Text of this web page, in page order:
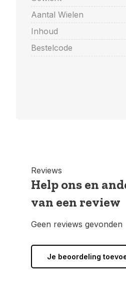
Aantal Wielen
Inhoud
Bestelcode
Reviews
Help ons en
van een review
Geen reviews gevonden
Je beoordeling